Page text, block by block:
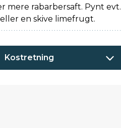
mere rabarbersaft. Pynt evt.
en skive limefrugt.
Kostretning